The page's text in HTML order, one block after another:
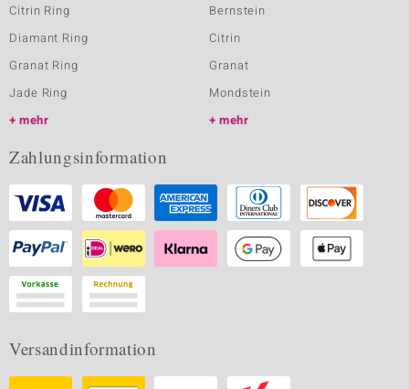
Citrin Ring
Diamant Ring
Granat Ring
Jade Ring
mehr
Bernstein
Citrin
Granat
Mondstein
mehr
Zahlungsinformation
Versandinformation